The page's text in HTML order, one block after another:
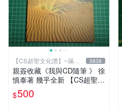
【CS超聖文化讚】~滿千
元送運
3838
親簽收藏《我與CD隨筆 》 徐
慎泰著 幾乎全新 【CS超聖文
化2讚】
$500